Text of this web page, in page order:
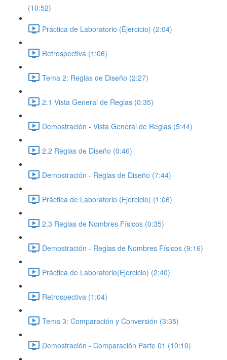
(10:52)
Práctica de Laboratorio (Ejercicio) (2:04)
Retrospectiva (1:06)
Tema 2: Reglas de Diseño (2:27)
2.1 Vista General de Reglas (0:35)
Demostración - Vista General de Reglas (5:44)
2.2 Reglas de Diseño (0:46)
Demostración - Reglas de Diseño (7:44)
Práctica de Laboratorio (Ejercicio) (1:06)
2.3 Reglas de Nombres Físicos (0:35)
Demostración - Reglas de Nombres Físicos (9:16)
Práctica de Laboratorio(Ejercicio) (2:40)
Retrospectiva (1:04)
Tema 3: Comparación y Conversión (3:35)
Demostración - Comparación Parte 01 (10:10)